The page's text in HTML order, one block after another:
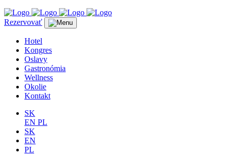
Rezervovať
Hotel
Kongres
Oslavy
Gastronómia
Wellness
Okolie
Kontakt
SK
EN PL
SK
EN
PL